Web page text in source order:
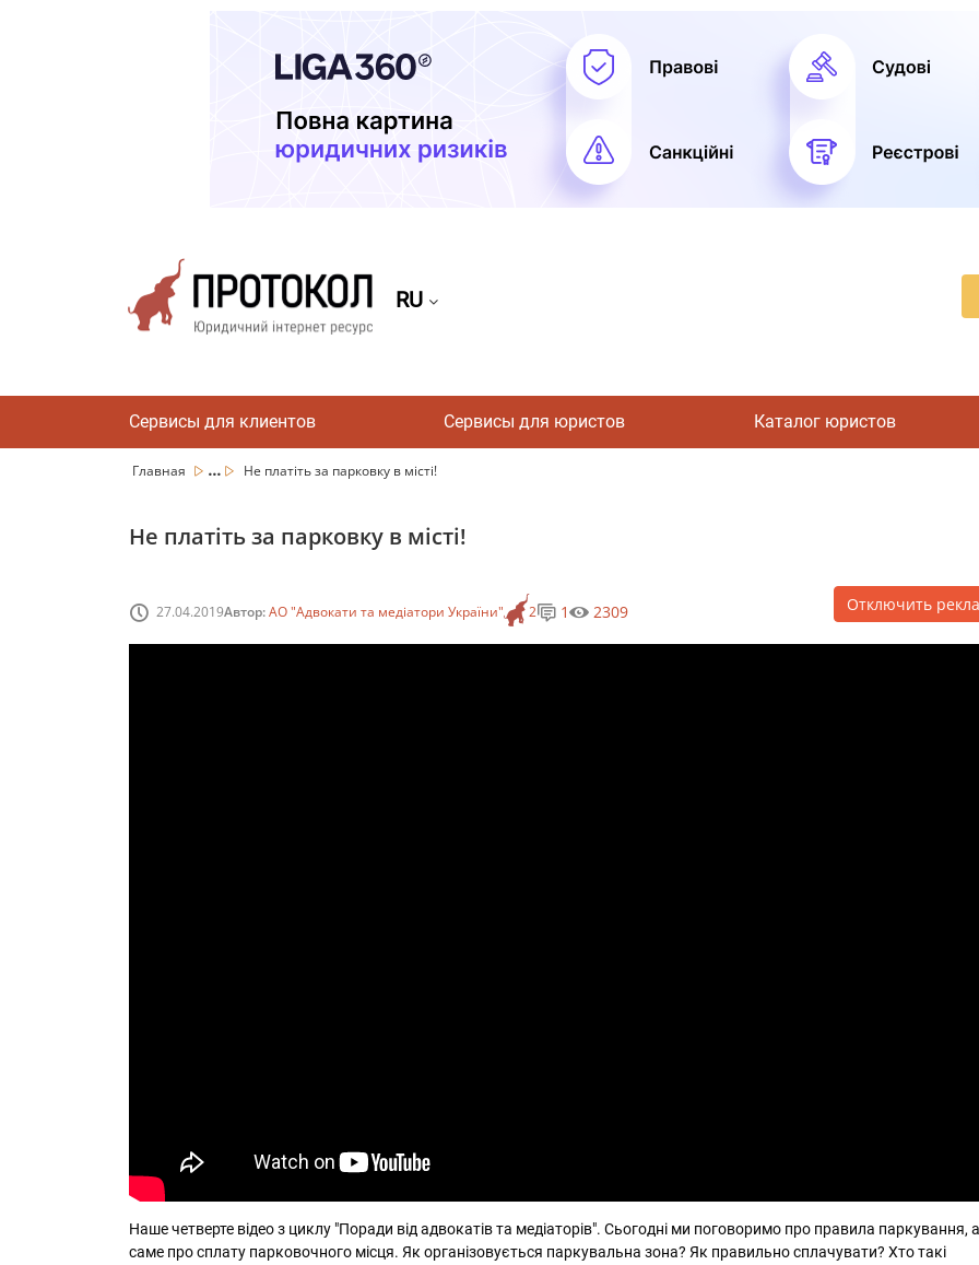
RU
Сервисы для клиентов Сервисы для юристов Каталог юристов
Главная ... Не платіть за парковку в місті!
Не платіть за парковку в місті!
27.04.2019Автор:АО "Адвокати та медіатори України" 2 1 2309 Отключить
Наше четверте відео з циклу "Поради від адвокатів та медіаторів". Сьогодні ми поговоримо про правила паркування, а
саме про сплату парковочного місця. Як організовується паркувальна зона? Як правильно сплачувати? Хто такі